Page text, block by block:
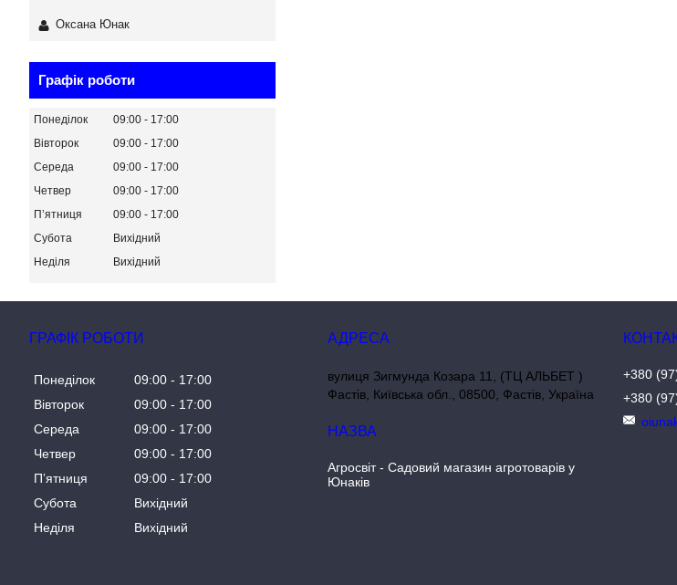
Оксана Юнак
Графік роботи
Понеділок 09:00
17:00
Вівторок
09:00
17:00
Середа
09:00
17:00
Четвер
09:00
17:00
Пʼятниця
09:00
17:00
Субота
Вихідний
Неділя
Вихідний
ГРАФІК РОБОТИ
Понеділок 09:00
17:00
Вівторок
09:00
17:00
Середа
09:00
17:00
Четвер
09:00
17:00
Пʼятниця
09:00
17:00
Субота
Вихідний
Неділя
Вихідний
вулиця Зигмунда Козара 11, (ТЦ АЛЬБЕТ )
Фастів, Київська обл., 08500, Фастів, Україна
Агросвіт - Садовий магазин агротоварів у
Юнаків
+380
+380